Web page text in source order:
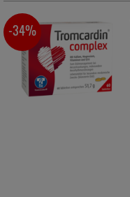
-34%